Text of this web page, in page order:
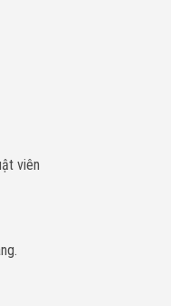
viên